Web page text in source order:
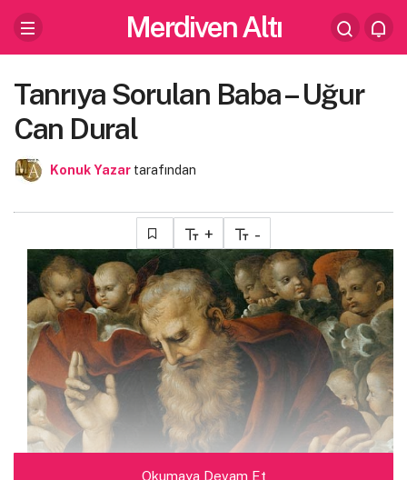
Merdiven Altı
Tanrıya Sorulan Baba – Uğur
Can Dural
Konuk Yazar tarafından
+ -
Okumaya Devam Et